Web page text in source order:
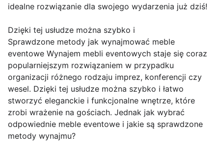
idealne rozwiązanie dla swojego wydarzenia już dziś!
Dzięki tej usłudze można szybko i
Sprawdzone metody jak wynajmować meble
eventowe Wynajem mebli eventowych staje się coraz
popularniejszym rozwiązaniem w przypadku
organizacji różnego rodzaju imprez, konferencji czy
wesel. Dzięki tej usłudze można szybko i łatwo
stworzyć eleganckie i funkcjonalne wnętrze, które
zrobi wrażenie na gościach. Jednak jak wybrać
odpowiednie meble eventowe i jakie są sprawdzone
metody wynajmu?